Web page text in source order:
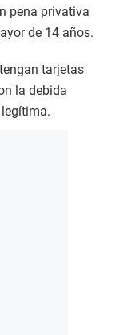
pena privativa
de 14 años.
tarjetas
la debida